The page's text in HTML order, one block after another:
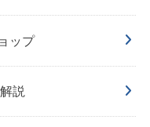
ップ
説